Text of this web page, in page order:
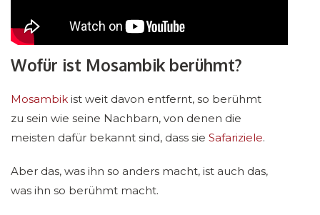
Wofür ist Mosambik berühmt?
Mosambik ist weit davon entfernt, so berühmt
zu sein wie seine Nachbarn, von denen die
meisten dafür bekannt sind, dass sie Safariziele.
Aber das, was ihn so anders macht, ist auch das,
was ihn so berühmt macht.